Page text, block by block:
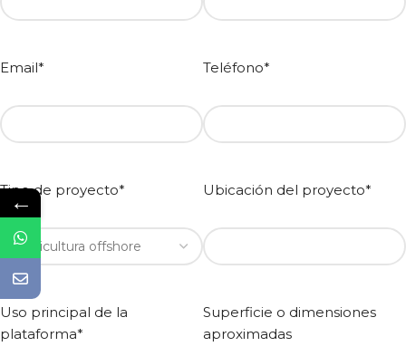
Email* Teléfono*
Tipo de proyecto* Ubicación del proyecto*
Uso principal de la
plataforma*
Superficie o dimensiones
aproximadas
←